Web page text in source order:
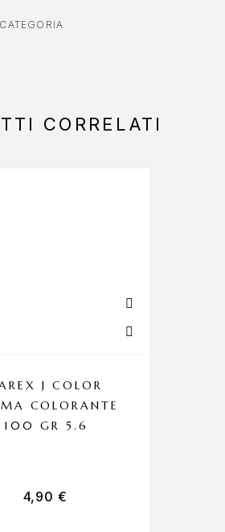
CORRELATI
J COLOR
COLORANTE
100 GR 5.6
4,90 €